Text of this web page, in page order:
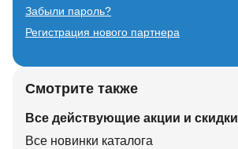
Забыли пароль?
Регистрация нового партнера
Смотрите также
Все действующие акции и скидки
Все новинки каталога